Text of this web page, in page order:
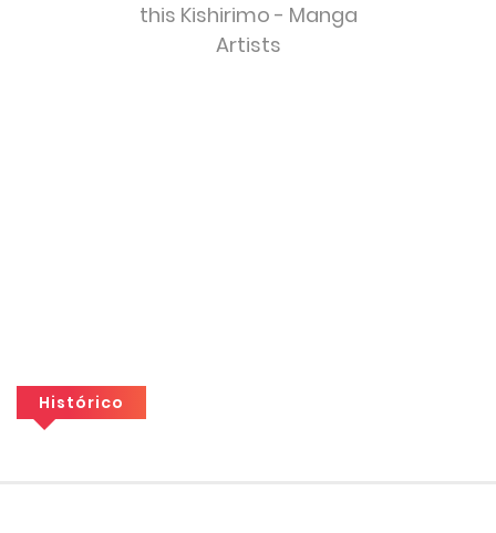
this Kishirimo - Manga
Artists
Histórico